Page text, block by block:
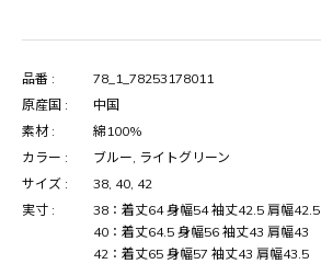
品番 :
78_1_78253178011
原産国 :
中国
素材 :
綿100%
カラー :
ブルー, ライトグリーン
サイズ :
38, 40, 42
実寸 :
38：着丈64 身幅54 袖丈42.5 肩幅42.5
40：着丈64.5 身幅56 袖丈43 肩幅43
42：着丈65 身幅57 袖丈43 肩幅43.5